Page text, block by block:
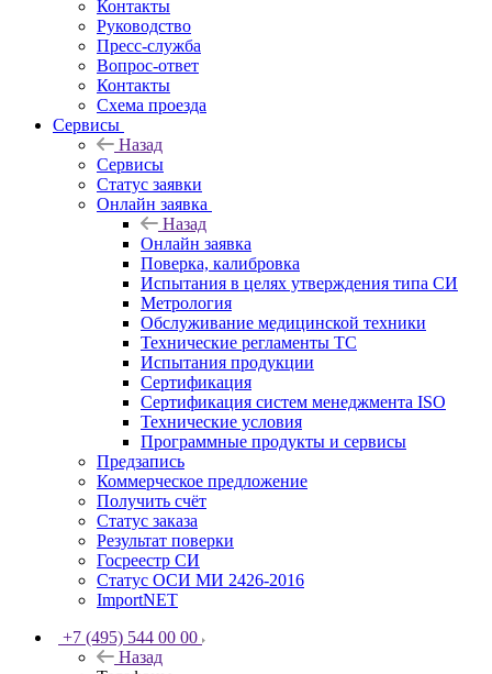
Контакты
Руководство
Пресс-служба
Вопрос-ответ
Контакты
Схема проезда
Сервисы
Назад
Сервисы
Статус заявки
Онлайн заявка
Назад
Онлайн заявка
Поверка, калибровка
Испытания в целях утверждения типа СИ
Метрология
Обслуживание медицинской техники
Технические регламенты ТС
Испытания продукции
Сертификация
Сертификация систем менеджмента ISO
Технические условия
Программные продукты и сервисы
Предзапись
Коммерческое предложение
Получить счёт
Статус заказа
Результат поверки
Госреестр СИ
Статус ОСИ МИ 2426-2016
ImportNET
+7 (495) 544 00 00
Назад